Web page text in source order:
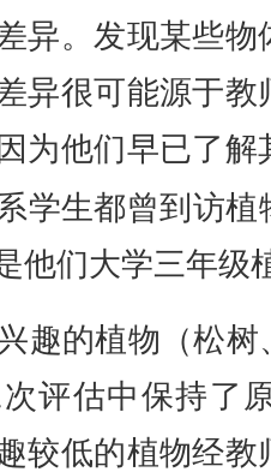
异。发现某些物
异很可能源于
为他们早已了
学生都曾到访
他们大学三年级
趣的植物（松
评估中保持了
较低的植物经